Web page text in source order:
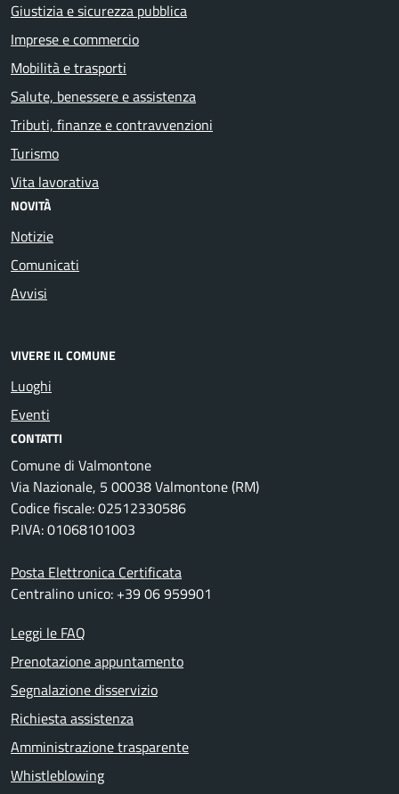
Giustizia e sicurezza pubblica
Imprese e commercio
Mobilità e trasporti
Salute, benessere e assistenza
Tributi, finanze e contravvenzioni
Turismo
Vita lavorativa
NOVITÀ
Notizie
Comunicati
Avvisi
VIVERE IL COMUNE
Luoghi
Eventi
CONTATTI
Comune di Valmontone
Via Nazionale, 5 00038 Valmontone (RM)
Codice fiscale: 02512330586
P.IVA: 01068101003
Posta Elettronica Certificata
Centralino unico: +39 06 959901
Leggi le FAQ
Prenotazione appuntamento
Segnalazione disservizio
Richiesta assistenza
Amministrazione trasparente
Whistleblowing